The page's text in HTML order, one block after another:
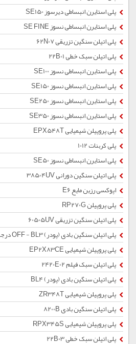
پلی استایرن انبساطی دیرسوز SE150
پلی استایرن انبساطی نسوز SE FINE
پلی اتیلن سنگین تزریقی 62N07
پلی اتیلن سبک خطی 22B01
پلی استایرن انبساطی نسوز SE100
پلی استایرن انبساطی نسوز SE150
پلی استایرن انبساطی نسوز SE250
پلی استایرن انبساطی نسوز SE350
پلی پروپیلن شیمیایی EPX548T
پلی کربنات 1012
پلی استایرن انبساطی نسوز SE50
پلی اتیلن سنگین دورانی 38504UV
اپوکسی رزین مایع E6
پلی پروپیلن RP270G
پلی اتیلن سنگین تزریقی 60505UV
پلی اتیلن سنگین بادی (پودر) OFF - BL3 درجه2
پلی پروپیلن شیمیایی EP2X83CE
پلی اتیلن سبک فیلم 2420E02
پلی اتیلن سنگین بادی (پودر) BL4
پلی پروپیلن شیمیایی ZR348T
پلی اتیلن سنگین بادی 8200B
پلی پروپیلن شیمیایی RPX345S
پلی اتیلن سبک خطی 22B03